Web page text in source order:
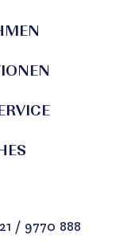
/ 9770 888